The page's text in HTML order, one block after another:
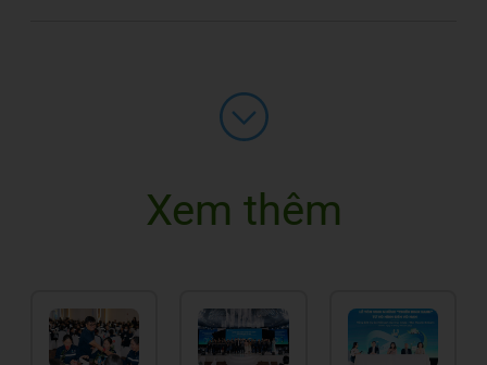
Xem thêm